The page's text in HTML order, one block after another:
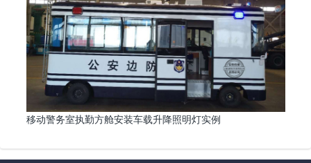
移动警务室执勤方舱安装车载升降照明灯实例